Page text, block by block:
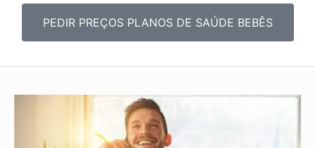
PEDIR PREÇOS PLANOS DE SAÚDE BEBÊS